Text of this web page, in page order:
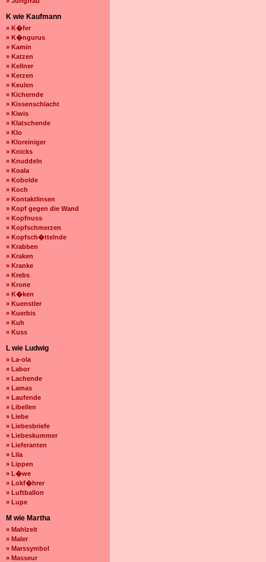
K wie Kaufmann
» K�fer
» K�ngurus
» Kamin
» Katzen
» Kellner
» Kerzen
» Keulen
» Kichernde
» Kissenschlacht
» Kiwis
» Klatschende
» Klo
» Kloreiniger
» Knicks
» Knuddeln
» Koala
» Kobolde
» Koch
» Kontaktlinsen
» Kopf gegen die Wand
» Kopfnuss
» Kopfschmerzen
» Kopfsch�ttelnde
» Krabben
» Kraken
» Kranke
» Krebs
» Krone
» K�ken
» Kuenstler
» Kuerbis
» Kuh
» Kuss
L wie Ludwig
» La-ola
» Labor
» Lachende
» Lamas
» Laufende
» Libellen
» Liebe
» Liebesbriefe
» Liebeskummer
» Lieferanten
» Lila
» Lippen
» L�we
» Lokf�hrer
» Luftballon
» Lupe
M wie Martha
» Mahlzeit
» Maler
» Marssymbol
» Masseur